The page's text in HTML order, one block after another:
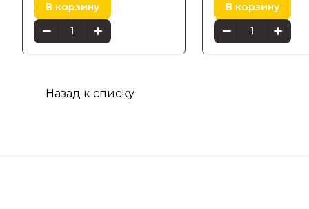
В корзину В корзину
Назад к списку